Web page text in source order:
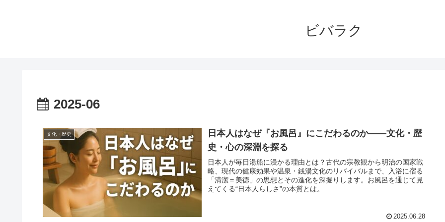
ビバラク
2025-06
文化・歴史
日本人はなぜ『お風呂』にこだわるのか——文化・歴
史・心の深淵を探る
日本人が毎日湯船に浸かる理由とは？古代の宗教観から明治の国家戦
略、現代の健康効果や温泉・銭湯文化のリバイバルまで、入浴に宿る
「清潔＝美徳」の思想とその進化を深掘りします。お風呂を通じて見
えてくる“日本人らしさ”の本質とは。
2025.06.28